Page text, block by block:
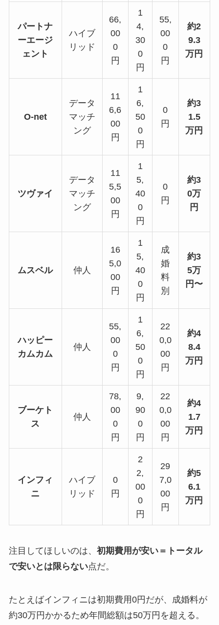
パートナ
ーエージ
ェント
ハイブ
リッド
66,
00
0
円
1
4,
30
0
円
55,
00
0
円
約2
9.3
万円
O-net
データ
マッチ
ング
11
6,6
00
円
1
6,
50
0
円
0
円
約3
1.5
万円
ツヴァイ
データ
マッチ
ング
11
5,5
00
円
1
5,
40
0
円
0
円
約3
0万
円
ムスベル 仲人
16
5,0
00
円
1
5,
40
0
円
成
婚
料
別
約3
5万
円〜
ハッピー
カムカム
仲人
55,
00
0
円
1
6,
50
0
円
22
0,0
00
円
約4
8.4
万円
ブーケト
ス
仲人
78,
00
0
円
9,
90
0
円
22
0,0
00
円
約4
1.7
万円
インフィ
ニ
ハイブ
リッド
0
円
2
2,
00
0
円
29
7,0
00
円
約5
6.1
万円
注目してほしいのは、 初期費用が安い＝トータル
で安いとは限らない点だ。
たとえばインフィニは初期費用0円だが、成婚料が
約30万円かかるため年間総額は50万円を超える。